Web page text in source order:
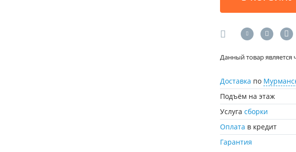
Данный товар является
Доставка по
Подъём на этаж
Услугасборки
Оплата в кредит
Гарантия